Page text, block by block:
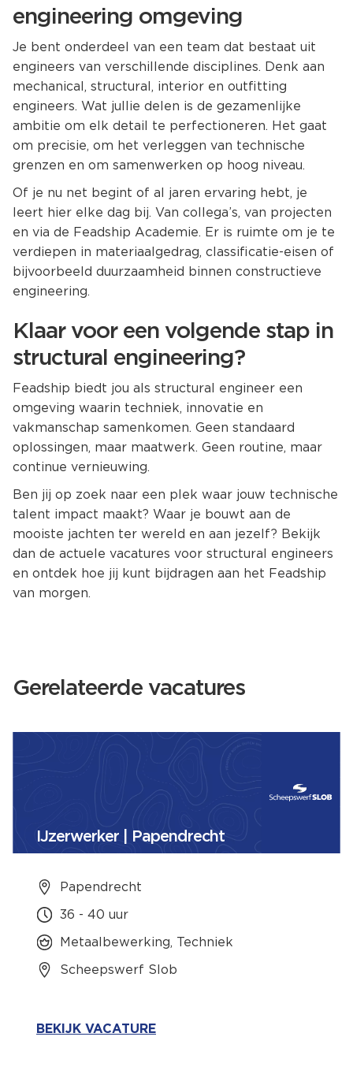
engineering omgeving
Je bent onderdeel van een team dat bestaat uit
engineers van verschillende disciplines. Denk aan
mechanical, structural, interior en outfitting
engineers. Wat jullie delen is de gezamenlijke
ambitie om elk detail te perfectioneren. Het gaat
om precisie, om het verleggen van technische
grenzen en om samenwerken op hoog niveau.
Of je nu net begint of al jaren ervaring hebt, je
leert hier elke dag bij. Van collega’s, van projecten
en via de Feadship Academie. Er is ruimte om je te
verdiepen in materiaalgedrag, classificatie-eisen of
bijvoorbeeld duurzaamheid binnen constructieve
engineering.
Klaar voor een volgende stap in
structural engineering?
Feadship biedt jou als structural engineer een
omgeving waarin techniek, innovatie en
vakmanschap samenkomen. Geen standaard
oplossingen, maar maatwerk. Geen routine, maar
continue vernieuwing.
Ben jij op zoek naar een plek waar jouw technische
talent impact maakt? Waar je bouwt aan de
mooiste jachten ter wereld en aan jezelf? Bekijk
dan de actuele vacatures voor structural engineers
en ontdek hoe jij kunt bijdragen aan het Feadship
van morgen.
Gerelateerde vacatures
IJzerwerker | Papendrecht
Papendrecht
36 - 40 uur
Metaalbewerking, Techniek
Scheepswerf Slob
BEKIJK VACATURE